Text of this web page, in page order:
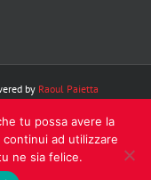
by Raoul Paietta
tu possa avere la
ad utilizzare
ne sia felice.